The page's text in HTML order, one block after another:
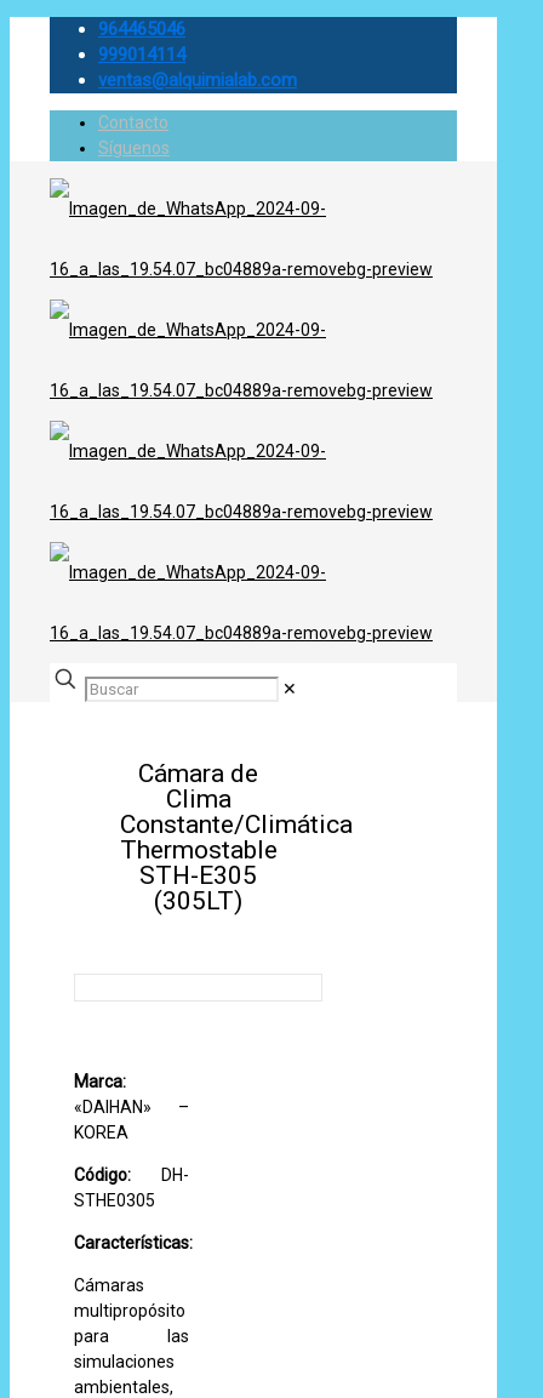
964465046
999014114
ventas@alquimialab.com
Contacto
Síguenos
✕
Cámara de
Clima
Constante/Climática
Thermostable
STH-E305
(305LT)
Marca:
«DAIHAN» –
KOREA
Código: DH-
STHE0305
Características:
Cámaras
multipropósito
para las
simulaciones
ambientales,